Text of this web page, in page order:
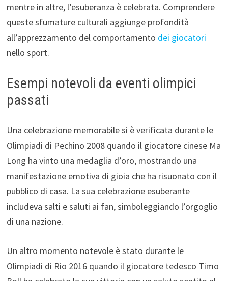
mentre in altre, l’esuberanza è celebrata. Comprendere
queste sfumature culturali aggiunge profondità
all’apprezzamento del comportamento dei giocatori
nello sport.
Esempi notevoli da eventi olimpici
passati
Una celebrazione memorabile si è verificata durante le
Olimpiadi di Pechino 2008 quando il giocatore cinese Ma
Long ha vinto una medaglia d’oro, mostrando una
manifestazione emotiva di gioia che ha risuonato con il
pubblico di casa. La sua celebrazione esuberante
includeva salti e saluti ai fan, simboleggiando l’orgoglio
di una nazione.
Un altro momento notevole è stato durante le
Olimpiadi di Rio 2016 quando il giocatore tedesco Timo